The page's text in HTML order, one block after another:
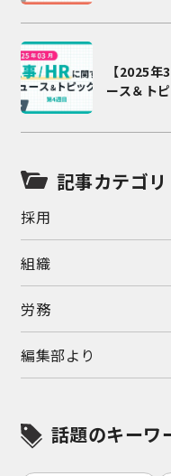
【2025
ース＆ト
記事カテゴリ
採用
組織
労務
編集部より
話題のキーワ